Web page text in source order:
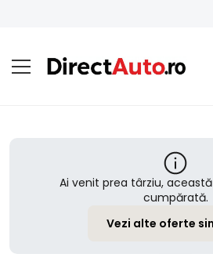
Ai venit prea târziu,
cumpărată.
Vezi alte oferte